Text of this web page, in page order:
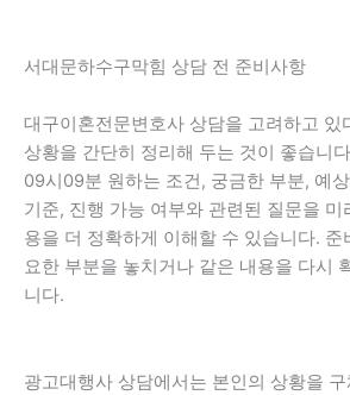
서대문하수구막힘 상담 전 준비사항
대구이혼전문변호사 상담을 고려하고 있
상황을 간단히 정리해 두는 것이 좋습니
09시09분 원하는 조건, 궁금한 부분, 예
기준, 진행 가능 여부와 관련된 질문을 미
용을 더 정확하게 이해할 수 있습니다. 준
요한 부분을 놓치거나 같은 내용을 다시
니다.
광고대행사 상담에서는 본인의 상황을